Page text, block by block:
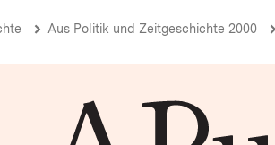
Aus Politik und Zeitgeschichte 2000